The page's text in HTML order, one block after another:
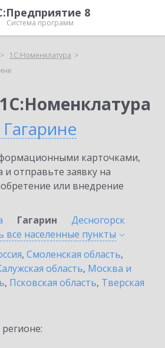
8
Система программ
1С:Номенклатура
Гагарине
карточками,
отправьте заявку на
или внедрение
Гагарин
Десногорск
все населенные пункты
, Смоленская область,
область, Москва и
, Псковская область, Тверская